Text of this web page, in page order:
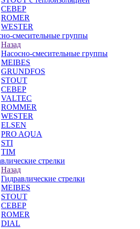
СЕВЕР
ROMER
WESTER
смесительные группы
Назад
Насосно-смесительные группы
MEIBES
GRUNDFOS
STOUT
СЕВЕР
VALTEC
ROMMER
WESTER
ELSEN
PRO AQUA
STI
TIM
стрелки
Назад
Гидравлические стрелки
MEIBES
STOUT
СЕВЕР
ROMER
DIAL